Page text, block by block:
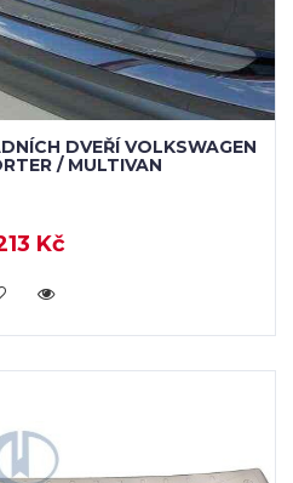
DVEŘÍ VOLKSWAGEN
/ MULTIVAN
Kč